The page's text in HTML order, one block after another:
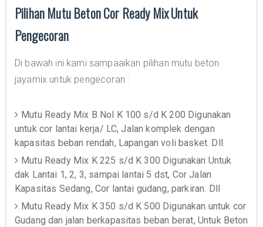
Pilihan Mutu Beton Cor Ready Mix Untuk
Pengecoran
Di bawah ini kami sampaaikan pilihan mutu beton
jayamix untuk pengecoran :
Mutu Ready Mix B Nol K 100 s/d K 200 Digunakan
untuk cor lantai kerja/ LC, Jalan komplek dengan
kapasitas beban rendah, Lapangan voli basket. Dll.
Mutu Ready Mix K 225 s/d K 300 Digunakan Untuk
dak Lantai 1, 2, 3, sampai lantai 5 dst, Cor Jalan
Kapasitas Sedang, Cor lantai gudang, parkiran. Dll
Mutu Ready Mix K 350 s/d K 500 Digunakan untuk cor
Gudang dan jalan berkapasitas beban berat, Untuk Beton